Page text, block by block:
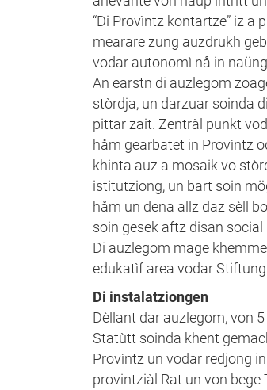
“Di Provìntz kontartze” iz
mearare zung auzdrukh
vodar autonomì nå in
An earstn di auzlegom
stòrdja, un darzuar soinda
pittar zait. Zentràl punkt
håm gearbatet in Provìntz
khinta auz a mosaik vo
istitutziong, un bart soin
håm un dena allz daz sèll
soin gesek aftz disan
Di auzlegom mage
edukatìf area vodar
Di instalatziongen
Dèllant dar auzlegom, von
Statùtt soinda khent
Provìntz un vodar redjong
provintziàl Rat un von bege